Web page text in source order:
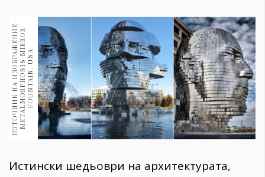
Книги
30+ 1970
Гурме
Пътувай
237
Здраве 389
И
З
Т
О
Ч
Н
И
К
Н
А
И
З
О
Б
Р
А
Ж
Е
НИ
Е
:
M
E
T
A
L
M
O
R
P
H
O
S
I
SM
I
R
R
OR
F
O
U
N
T
A
I
N
,
U
SA
Истински шедьоври на архитектурата,